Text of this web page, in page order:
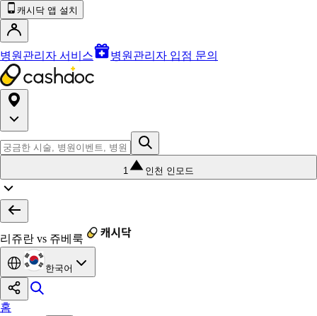
캐시닥 앱 설치
병원관리자 서비스 병원관리자 입점 문의
1 인천 인모드
리쥬란 vs 쥬베룩
한국어
홈